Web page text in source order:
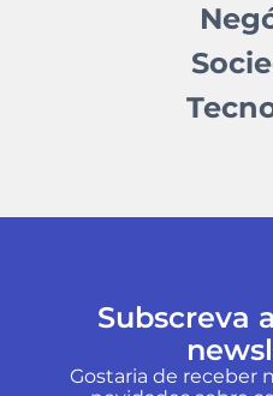
Subscreva
Gostaria de receber